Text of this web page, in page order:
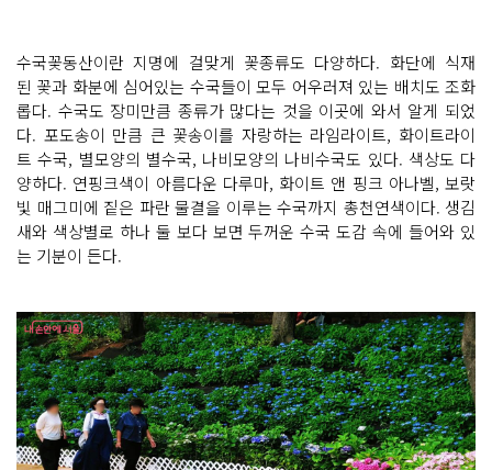
수국꽃동산이란 지명에 걸맞게 꽃종류도 다양하다. 화단에 식재
된 꽃과 화분에 심어있는 수국들이 모두 어우러져 있는 배치도 조화
롭다. 수국도 장미만큼 종류가 많다는 것을 이곳에 와서 알게 되었
다. 포도송이 만큼 큰 꽃송이를 자랑하는 라임라이트, 화이트라이
트 수국, 별모양의 별수국, 나비모양의 나비수국도 있다. 색상도 다
양하다. 연핑크색이 아름다운 다루마, 화이트 앤 핑크 아나벨, 보랏
빛 매그미에 짙은 파란 물결을 이루는 수국까지 총천연색이다. 생김
새와 색상별로 하나 둘 보다 보면 두꺼운 수국 도감 속에 들어와 있
는 기분이 든다.